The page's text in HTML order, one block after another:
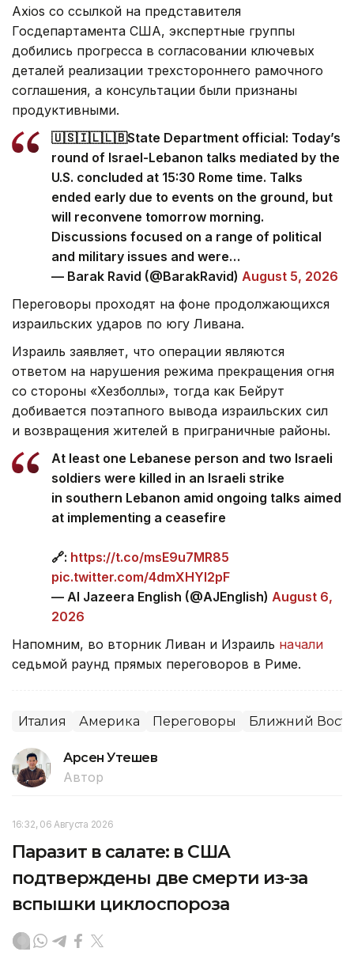
Axios со ссылкой на представителя
Госдепартамента США, экспертные группы
добились прогресса в согласовании ключевых
деталей реализации трехстороннего рамочного
соглашения, а консультации были признаны
продуктивными.
🇺🇸🇮🇱🇱🇧State Department official: Today’s
round of Israel-Lebanon talks mediated by the
U.S. concluded at 15:30 Rome time. Talks
ended early due to events on the ground, but
will reconvene tomorrow morning.
Discussions focused on a range of political
and military issues and were…
— Barak Ravid (@BarakRavid) August 5, 2026
Переговоры проходят на фоне продолжающихся
израильских ударов по югу Ливана.
Израиль заявляет, что операции являются
ответом на нарушения режима прекращения огня
со стороны «Хезболлы», тогда как Бейрут
добивается поэтапного вывода израильских сил
и возвращения жителей в приграничные районы.
At least one Lebanese person and two Israeli
soldiers were killed in an Israeli strike
in southern Lebanon amid ongoing talks aimed
at implementing a ceasefire
🔗: https://t.co/msE9u7MR85
pic.twitter.com/4dmXHYl2pF
— Al Jazeera English (@AJEnglish) August 6,
2026
Напомним, во вторник Ливан и Израиль начали
седьмой раунд прямых переговоров в Риме.
Италия Америка Переговоры Ближний
Арсен Утешев
Автор
16:32, 06 Августа 2026
Паразит в салате: в США
подтверждены две смерти из-за
вспышки циклоспороза